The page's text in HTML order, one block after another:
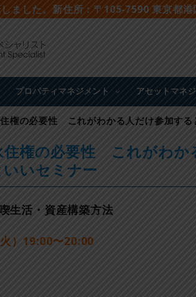
ました。新住所：〒105-7590 東京都
プロパティマネジメント アセットマネ
住権の必要性 これがわかる人だけ参加す
住権の必要性 これがわか
いセミナー
生活・資産構築方法
）19:00〜20:00